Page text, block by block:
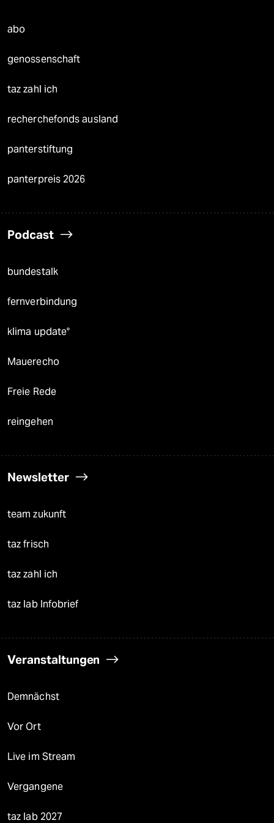
abo
genossenschaft
taz zahl ich
recherchefonds ausland
panterstiftung
panterpreis 2026
Podcast
bundestalk
fernverbindung
klima update°
Mauerecho
Freie Rede
reingehen
Newsletter
team zukunft
taz frisch
taz zahl ich
taz lab Infobrief
Veranstaltungen
Demnächst
Vor Ort
Live im Stream
Vergangene
taz lab 2027